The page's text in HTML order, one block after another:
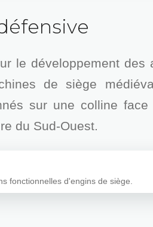
le développement des
de siège
sur une colline
du Sud-Ouest.
fonctionnelles d'engins de siège.